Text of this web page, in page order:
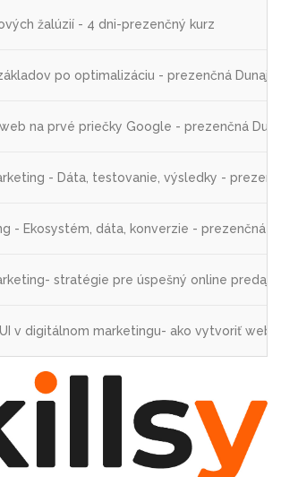
žalúzií - 4 dni-prezenčný kurz
po optimalizáciu - prezenčná
na prvé priečky Google - prezenčná
- Dáta, testovanie, výsledky -
- Ekosystém, dáta, konverzie - prezenčná
stratégie pre úspešný online predaj-
v digitálnom marketingu- ako vytvoriť